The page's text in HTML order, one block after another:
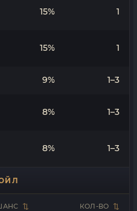
15% 1
15% 1
9% 1–3
8% 1–3
8% 1–3
КОЛ-ВО